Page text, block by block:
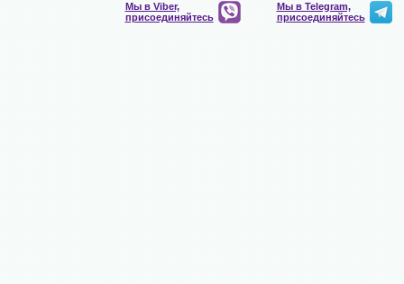
Мы в Viber,
присоединяйтесь
Мы в Telegram,
присоединяйтесь